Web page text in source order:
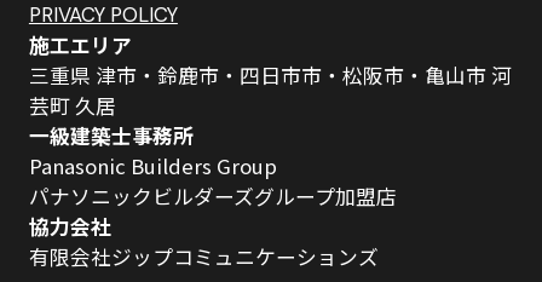
PRIVACY POLICY
施工エリア
三重県 津市・鈴鹿市・四日市市・松阪市・亀山市 河
芸町 久居
一級建築士事務所
Panasonic Builders Group
パナソニックビルダーズグループ加盟店
協力会社
有限会社ジップコミュニケーションズ